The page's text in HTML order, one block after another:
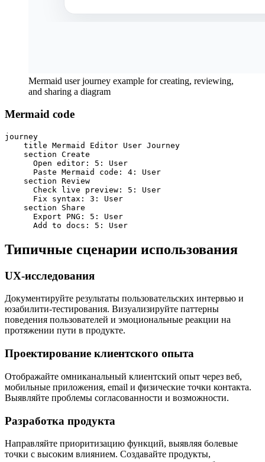
Mermaid user journey example for creating, reviewing,
and sharing a diagram
Mermaid code
journey
    title Mermaid Editor User Journey
    section Create
      Open editor: 5: User
      Paste Mermaid code: 4: User
    section Review
      Check live preview: 5: User
      Fix syntax: 3: User
    section Share
      Export PNG: 5: User
      Add to docs: 5: User
Типичные сценарии использования
UX-исследования
Документируйте результаты пользовательских интервью и
юзабилити-тестирования. Визуализируйте паттерны
поведения пользователей и эмоциональные реакции на
протяжении пути в продукте.
Проектирование клиентского опыта
Отображайте омниканальный клиентский опыт через веб,
мобильные приложения, email и физические точки контакта.
Выявляйте проблемы согласованности и возможности.
Разработка продукта
Направляйте приоритизацию функций, выявляя болевые
точки с высоким влиянием. Создавайте продукты,